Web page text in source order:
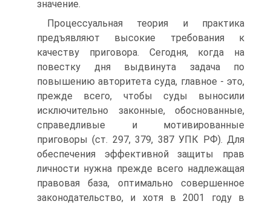
значение.
Процессуальная теория и практика
предъявляют высокие требования к
качеству приговора. Сегодня, когда на
повестку дня выдвинута задача по
повышению авторитета суда, главное - это,
прежде всего, чтобы суды выносили
исключительно законные, обоснованные,
справедливые и мотивированные
приговоры (ст. 297, 379, 387 УПК РФ). Для
обеспечения эффективной защиты прав
личности нужна прежде всего надлежащая
правовая база, оптимально совершенное
законодательство, и хотя в 2001 году в